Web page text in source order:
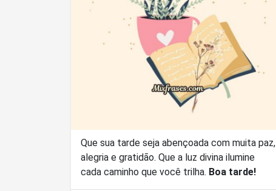
Que sua tarde seja abençoada com muita paz,
alegria e gratidão. Que a luz divina ilumine
cada caminho que você trilha. Boa tarde!